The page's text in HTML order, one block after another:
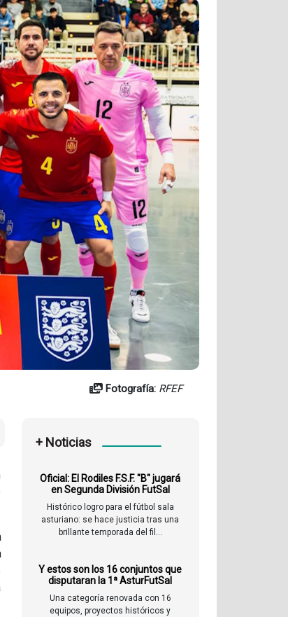
Fotografía: RFEF
+ Noticias
Oficial: El Rodiles F.S.F. "B" jugará
en Segunda División FutSal
Histórico logro para el fútbol sala
asturiano: se hace justicia tras una
brillante temporada del fil...
Y estos son los 16 conjuntos que
disputaran la 1ª AsturFutSal
Una categoría renovada con 16
equipos, proyectos históricos y